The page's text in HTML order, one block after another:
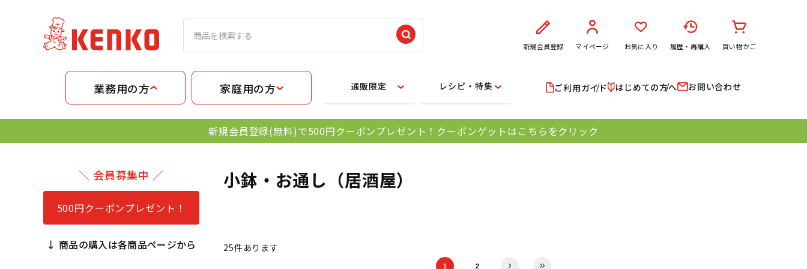
新規会員登録 マイページ お気に入り 履歴・再購入 買い物かご
業務用の方 家庭用の方 通販限定 レシピ・特集 ご利用ガイド はじめての方へ お問い合わせ
新規会員登録(無料)で500円クーポンプレゼント！クーポンゲットはこちらをクリック
＼ 会員募集中 ／
500円クーポンプレゼント！
↓ 商品の購入は各商品ページから
小鉢・お通し（居酒屋）
25件あります
1 2